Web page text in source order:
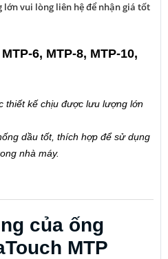
lớn vui lòng liên hệ để nhận giá tốt
6, MTP-8, MTP-10,
thiết kế chịu được lưu lượng lớn
dầu tốt, thích hợp để sử dụng
nhà máy.
của ống
MTP